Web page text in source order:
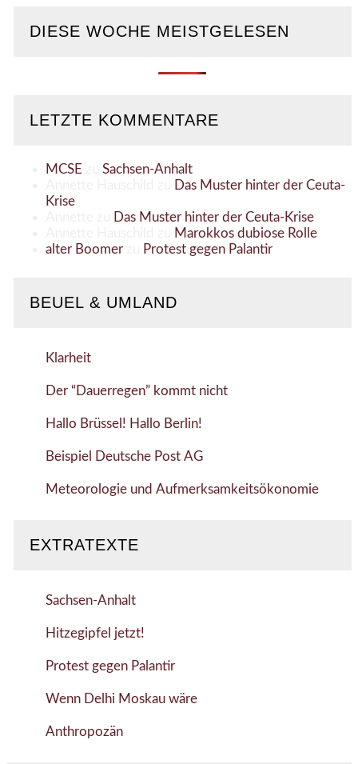
DIESE WOCHE MEISTGELESEN
LETZTE KOMMENTARE
MCSE
Sachsen-Anhalt
Das Muster hinter der Ceuta-
Krise
Das Muster hinter der Ceuta-Krise
Marokkos dubiose Rolle
alter Boomerzu Protest gegen Palantir
BEUEL & UMLAND
Klarheit
Der “Dauerregen” kommt nicht
Hallo Brüssel! Hallo Berlin!
Beispiel Deutsche Post AG
Meteorologie und Aufmerksamkeitsökonomie
EXTRATEXTE
Sachsen-Anhalt
Hitzegipfel jetzt!
Protest gegen Palantir
Wenn Delhi Moskau wäre
Anthropozän